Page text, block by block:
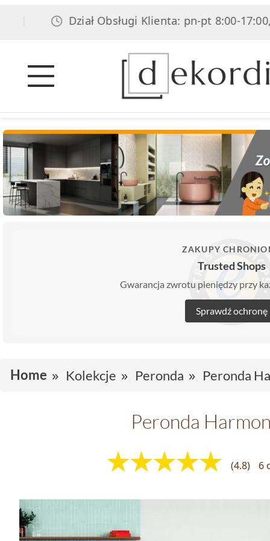
Dział Obsługi Klienta: pn-pt 8:00-17:00,
ZAKUPY
Trusted Shops
Gwarancja zwrotu pieniędzy przy
Sprawdź ochronę
Home Kolekcje Peronda Peronda
Peronda
(4.8) 6